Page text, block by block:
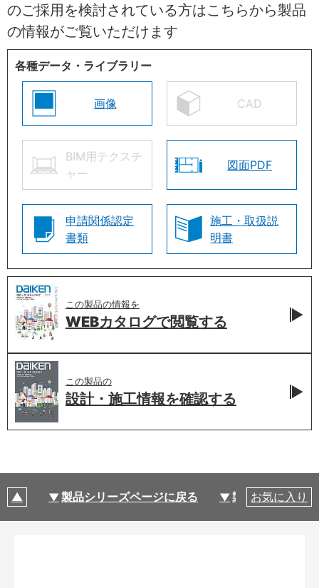
のご採用を検討されている方はこちらから製品
の情報がご覧いただけます
各種データ・ライブラリー
画像 CAD
BIM用テクスチ
ャー
図面PDF
申請関係認定
書類
施工・取扱説
明書
この製品の情報を
WEBカタログで閲覧する
この製品の
設計・施工情報を確認する
製品シリーズページに戻る 製品仕様
お気に入り